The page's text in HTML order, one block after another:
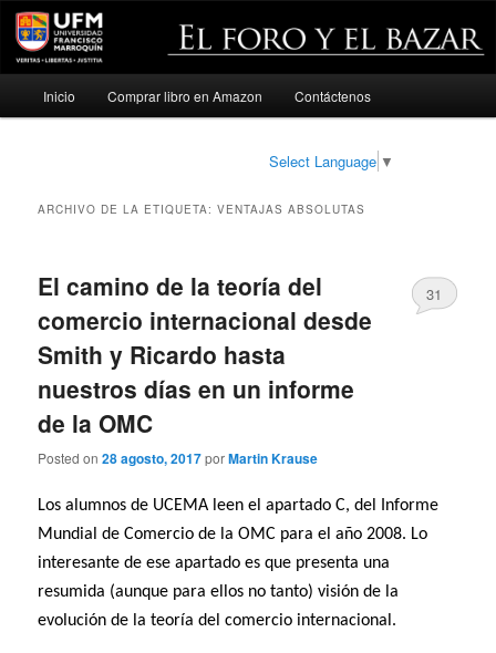
Ir
Ir
Inicio Comprar libro en Amazon Contáctenos
Select Language ▼
ARCHIVO DE LA ETIQUETA:VENTAJAS ABSOLUTAS
El camino de la teoría del
comercio internacional desde
Smith y Ricardo hasta
nuestros días en un informe
de la OMC
Posted on28 agosto, 2017porMartin Krause
31
Los alumnos de UCEMA leen el apartado C, del Informe
Mundial de Comercio de la OMC para el año 2008. Lo
interesante de ese apartado es que presenta una
resumida (aunque para ellos no tanto) visión de la
evolución de la teoría del comercio internacional.